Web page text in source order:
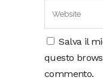
Salva il
questo
commento.